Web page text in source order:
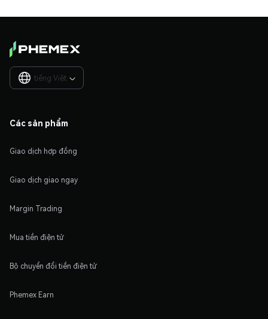
tiếng Việt 
Các sản phẩm
Giao dịch hợp đồng
Giao dịch giao ngay
Margin Trading
Mua tiền điện tử
Bộ chuyển đổi tiền điện tử
Phemex Earn